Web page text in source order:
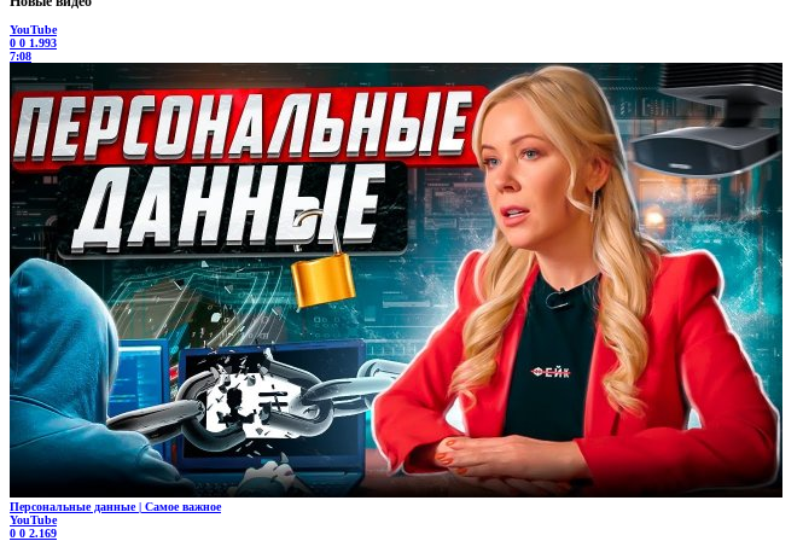
YouTube
0 0 1.993
7:08
Персональные данные | Самое важное
YouTube
0 0 2.169